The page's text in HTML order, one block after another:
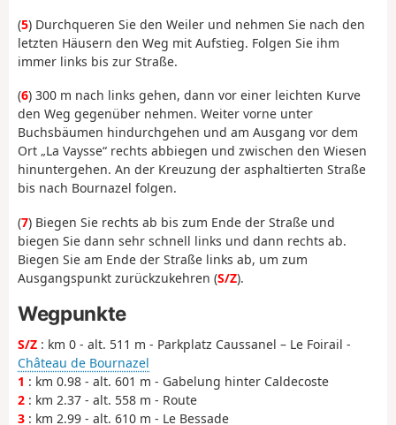
(5) Durchqueren Sie den Weiler und nehmen Sie nach den
letzten Häusern den Weg mit Aufstieg. Folgen Sie ihm
immer links bis zur Straße.
(6) 300 m nach links gehen, dann vor einer leichten Kurve
den Weg gegenüber nehmen. Weiter vorne unter
Buchsbäumen hindurchgehen und am Ausgang vor dem
Ort „La Vaysse“ rechts abbiegen und zwischen den Wiesen
hinuntergehen. An der Kreuzung der asphaltierten Straße
bis nach Bournazel folgen.
(7) Biegen Sie rechts ab bis zum Ende der Straße und
biegen Sie dann sehr schnell links und dann rechts ab.
Biegen Sie am Ende der Straße links ab, um zum
Ausgangspunkt zurückzukehren (S/Z).
Wegpunkte
S/Z : km 0 - alt. 511 m - Parkplatz Caussanel – Le Foirail -
Château de Bournazel
1 : km 0.98 - alt. 601 m - Gabelung hinter Caldecoste
2 : km 2.37 - alt. 558 m - Route
3 : km 2.99 - alt. 610 m - Le Bessade